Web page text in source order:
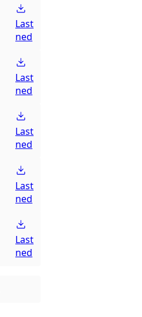
Last
ned
Last
ned
Last
ned
Last
ned
Last
ned